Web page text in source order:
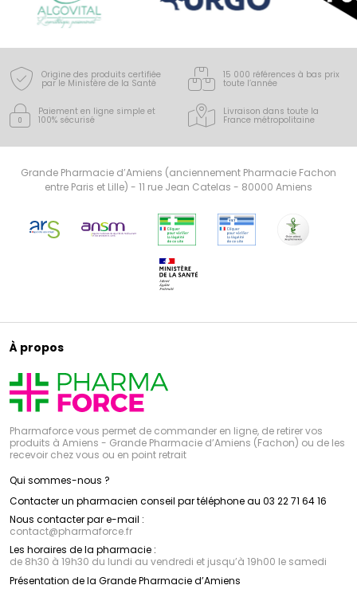
Origine des produits certifiée
par le Ministère de la Santé
15 000 références à bas prix
toute l’année
Paiement en ligne simple et
100% sécurisé
Livraison dans toute la
France métropolitaine
Grande Pharmacie d’Amiens (anciennement Pharmacie Fachon
entre Paris et Lille) - 11 rue Jean Catelas - 80000 Amiens
À propos
Pharmaforce vous permet de commander en ligne, de retirer vos
produits à Amiens - Grande Pharmacie d’Amiens (Fachon) ou de les
recevoir chez vous ou en point retrait
Qui sommes-nous ?
Contacter un pharmacien conseil par téléphone au 03 22 71 64 16
Nous contacter par e-mail :
contact@pharmaforce.fr
Les horaires de la pharmacie :
de 8h30 à 19h30 du lundi au vendredi et jusqu’à 19h00 le samedi
Présentation de la Grande Pharmacie d’Amiens